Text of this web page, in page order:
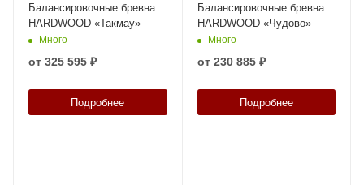
Балансировочные бревна
HARDWOOD «Такмау»
Много
от 325 595 ₽
Подробнее
Балансировочные бревна
HARDWOOD «Чудово»
Много
от 230 885 ₽
Подробнее